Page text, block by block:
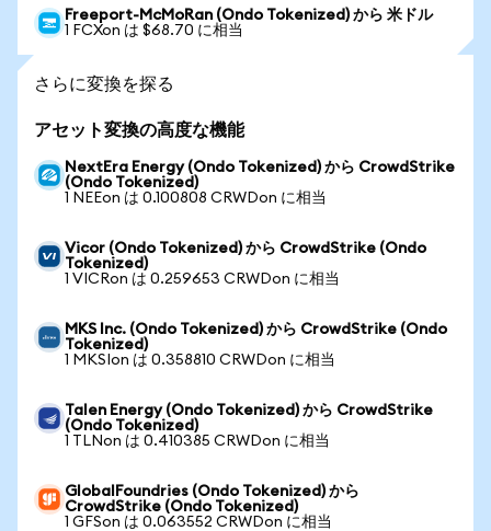
Freeport-McMoRan (Ondo Tokenized) から 米ドル
1 FCXon は $68.70 に相当
さらに変換を探る
アセット変換の高度な機能
NextEra Energy (Ondo Tokenized) から CrowdStrike
(Ondo Tokenized)
1 NEEon は 0.100808 CRWDon に相当
Vicor (Ondo Tokenized) から CrowdStrike (Ondo
Tokenized)
1 VICRon は 0.259653 CRWDon に相当
MKS Inc. (Ondo Tokenized) から CrowdStrike (Ondo
Tokenized)
1 MKSIon は 0.358810 CRWDon に相当
Talen Energy (Ondo Tokenized) から CrowdStrike
(Ondo Tokenized)
1 TLNon は 0.410385 CRWDon に相当
GlobalFoundries (Ondo Tokenized) から
CrowdStrike (Ondo Tokenized)
1 GFSon は 0.063552 CRWDon に相当